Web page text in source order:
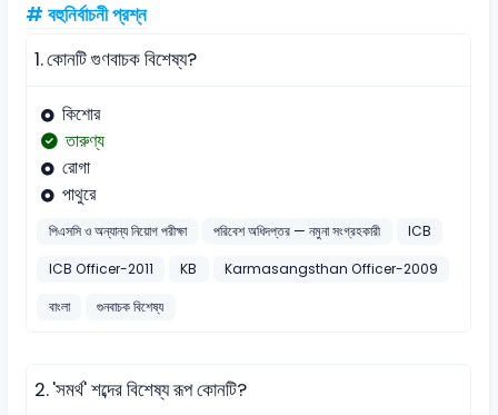
# বহুনির্বাচনী প্রশ্ন
1.কোনটি গুণবাচক বিশেষ্য?
কিশোর
তারুণ্য
রোগা
পাথুরে
পিএসসি ও অন্যান্য নিয়োগ পরীক্ষা পরিবেশ অধিদপ্তর — নমুনা সংগ্রহকারী
ICB
ICB Officer-2011
KB
Karmasangsthan Officer-2009
বাংলা
গুনবাচক বিশেষ্য
2.'সমর্থ' শব্দের বিশেষ্য রূপ কোনটি?